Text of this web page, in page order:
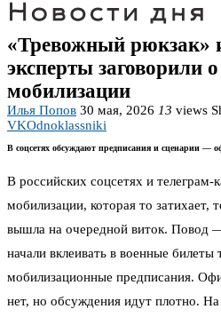
«Тревожный рюкзак»
эксперты заговорили
мобилизации
Илья Попов 30 мая, 2026 13 views
VKOdnoklassniki
В соцсетях обсуждают предписания и сценарии —
В российских соцсетях и телеграм-
мобилизации, которая то затихает,
вышла на очередной виток. Повод
начали вклеивать в военные билеты
мобилизационные предписания.
нет, но обсуждения идут плотно.